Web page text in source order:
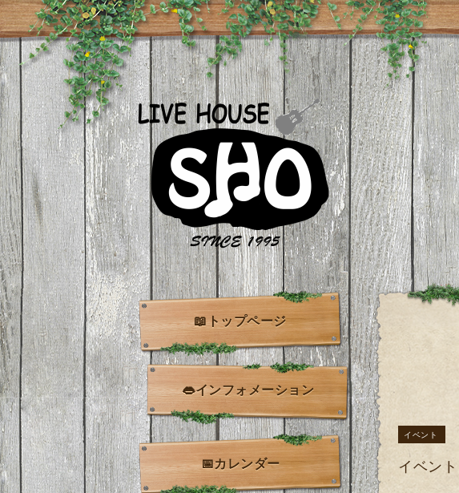
イベント
イベント
📖トップページ
👄インフォメーション
📅カレンダー